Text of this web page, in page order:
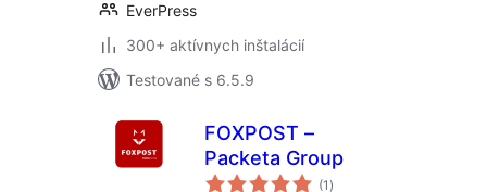
EverPress
300+ aktívnych inštalácií
Testované s 6.5.9
FOXPOST –
Packeta Group
(1 celkové
)